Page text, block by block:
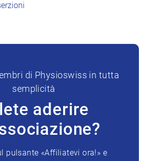
di Physioswiss in tutta
semplicità
aderire
pulsante «Affiliatevi ora!» e